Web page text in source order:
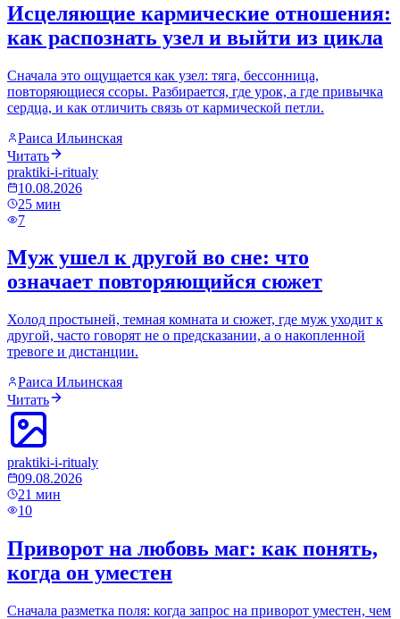
Исцеляющие кармические отношения:
как распознать узел и выйти из цикла
Сначала это ощущается как узел: тяга, бессонница,
повторяющиеся ссоры. Разбирается, где урок, а где привычка
сердца, и как отличить связь от кармической петли.
Раиса Ильинская
Читать
praktiki-i-ritualy
10.08.2026
25 мин
7
Муж ушел к другой во сне: что
означает повторяющийся сюжет
Холод простыней, темная комната и сюжет, где муж уходит к
другой, часто говорят не о предсказании, а о накопленной
тревоге и дистанции.
Раиса Ильинская
Читать
praktiki-i-ritualy
09.08.2026
21 мин
10
Приворот на любовь маг: как понять,
когда он уместен
Сначала разметка поля: когда запрос на приворот уместен, чем